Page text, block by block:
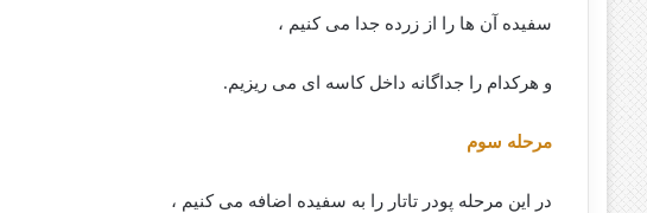
سفیده آن ها را از زرده جدا می کنیم ،
و هرکدام را جداگانه داخل کاسه ای می ریزیم.
مرحله سوم
در این مرحله پودر تاتار را به سفیده اضافه می کنیم ،